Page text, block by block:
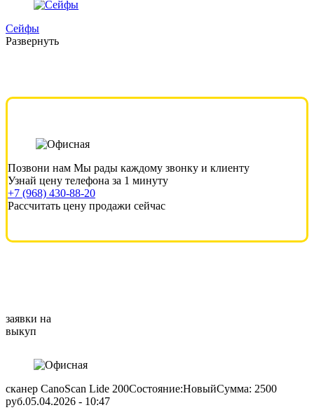
Сейфы
Развернуть
Позвони нам Мы рады каждому звонку и клиенту
Узнай цену телефона за 1 минуту
+7 (968) 430-88-20
Рассчитать цену продажи сейчас
заявки на
выкуп
сканер CanoScan Lide 200Состояние:НовыйСумма: 2500
руб.05.04.2026 - 10:47